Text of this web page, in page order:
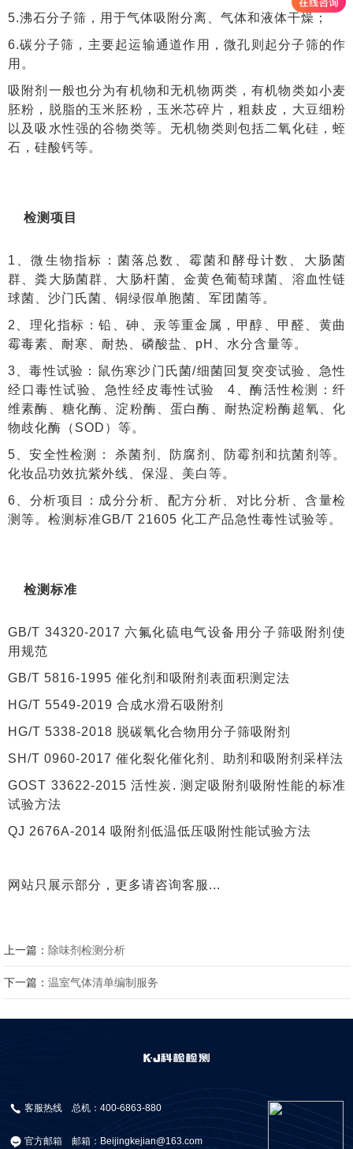
5.沸石分子筛，用于气体吸附分离、气体和液体干燥；
6.碳分子筛，主要起运输通道作用，微孔则起分子筛的作
用。
吸附剂一般也分为有机物和无机物两类，有机物类如小麦
胚粉，脱脂的玉米胚粉，玉米芯碎片，粗麸皮，大豆细粉
以及吸水性强的谷物类等。无机物类则包括二氧化硅，蛭
石，硅酸钙等。
检测项目
1、微生物指标：菌落总数、霉菌和酵母计数、大肠菌
群、粪大肠菌群、大肠杆菌、金黄色葡萄球菌、溶血性链
球菌、沙门氏菌、铜绿假单胞菌、军团菌等。
2、理化指标：铅、砷、汞等重金属，甲醇、甲醛、黄曲
霉毒素、耐寒、耐热、磷酸盐、pH、水分含量等。
3、毒性试验：鼠伤寒沙门氏菌/细菌回复突变试验、急性
经口毒性试验、急性经皮毒性试验 4、酶活性检测：纤
维素酶、糖化酶、淀粉酶、蛋白酶、耐热淀粉酶超氧、化
物歧化酶（SOD）等。
5、安全性检测： 杀菌剂、防腐剂、防霉剂和抗菌剂等。
化妆品功效抗紫外线、保湿、美白等。
6、分析项目：成分分析、配方分析、对比分析、含量检
测等。检测标准GB/T 21605 化工产品急性毒性试验等。
检测标准
GB/T 34320-2017 六氟化硫电气设备用分子筛吸附剂使
用规范
GB/T 5816-1995 催化剂和吸附剂表面积测定法
HG/T 5549-2019 合成水滑石吸附剂
HG/T 5338-2018 脱碳氧化合物用分子筛吸附剂
SH/T 0960-2017 催化裂化催化剂、助剂和吸附剂采样法
GOST 33622-2015 活性炭. 测定吸附剂吸附性能的标准
试验方法
QJ 2676A-2014 吸附剂低温低压吸附性能试验方法
网站只展示部分，更多请咨询客服...
上一篇： 除味剂检测分析
下一篇： 温室气体清单编制服务
客服热线 总机：400-6863-880
官方邮箱 邮箱：Beijingkejian@163.com